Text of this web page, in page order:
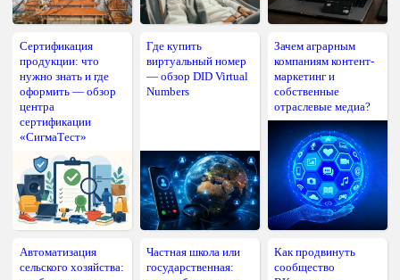
Сертификация
продукции: что
нужно знать и где
оформить — обзор
центра
сертификации
«СигмаТест»
Где купить
виртуальный номер
— обзор DID Virtual
Numbers
Зачем аграрным
компаниям контент-
маркетинг и
собственные
отраслевые медиа?
Автоматизация
сельского хозяйства:
Частная школа или
государственная:
Как продвинуть
сообщество